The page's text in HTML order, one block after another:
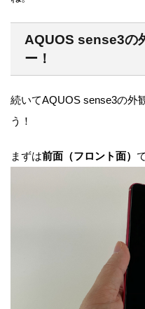
AQUOS sense3の
ー！
続いてAQUOS sense3の外
う！
まずは前面（フロント面）